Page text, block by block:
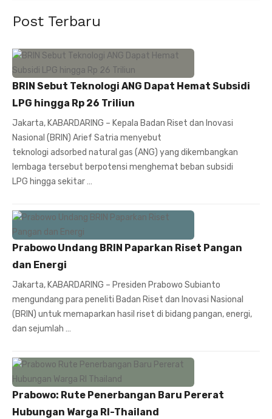
Post Terbaru
BRIN Sebut Teknologi ANG Dapat Hemat Subsidi
LPG hingga Rp 26 Triliun
Jakarta, KABARDARING – Kepala Badan Riset dan Inovasi
Nasional (BRIN) Arief Satria menyebut
teknologi adsorbed natural gas (ANG) yang dikembangkan
lembaga tersebut berpotensi menghemat beban subsidi
LPG hingga sekitar …
Prabowo Undang BRIN Paparkan Riset Pangan
dan Energi
Jakarta, KABARDARING – Presiden Prabowo Subianto
mengundang para peneliti Badan Riset dan Inovasi Nasional
(BRIN) untuk memaparkan hasil riset di bidang pangan, energi,
dan sejumlah …
Prabowo: Rute Penerbangan Baru Pererat
Hubungan Warga RI-Thailand